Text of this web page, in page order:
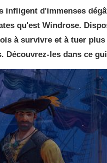
infligent d'immenses
qu'est Windrose.
à survivre et à tuer
Découvrez-les dans ce